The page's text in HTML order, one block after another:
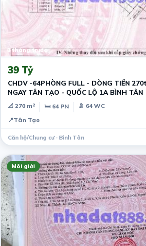
8 tháng trước
39 Tỷ
CHDV -64PHÒNG FULL - DÒNG TIỀN
NGAY TÂN TẠO - QUỐC LỘ 1A BÌNH TÂN
📐 270 m² 🛏 64 PN
🚿 64 WC
📍Tân Tạo
Căn hộ/Chung cư · Bình Tân
Môi giới